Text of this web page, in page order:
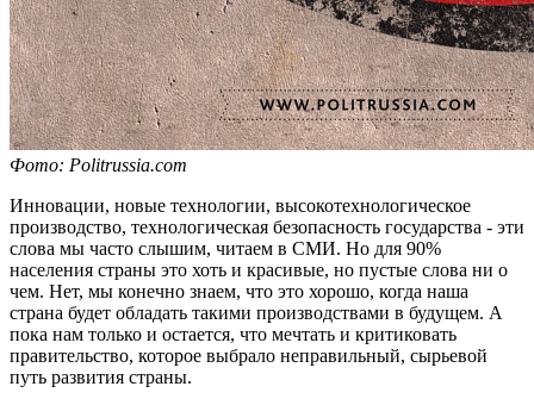
Фото: Politrussia.com
Инновации, новые технологии, высокотехнологическое
производство, технологическая безопасность государства - эти
слова мы часто слышим, читаем в СМИ. Но для 90%
населения страны это хоть и красивые, но пустые слова ни о
чем. Нет, мы конечно знаем, что это хорошо, когда наша
страна будет обладать такими производствами в будущем. А
пока нам только и остается, что мечтать и критиковать
правительство, которое выбрало неправильный, сырьевой
путь развития страны.